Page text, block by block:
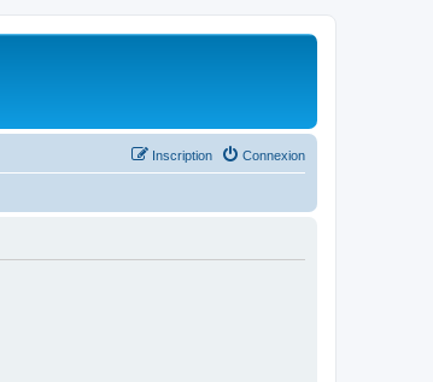
Connexion
Inscription